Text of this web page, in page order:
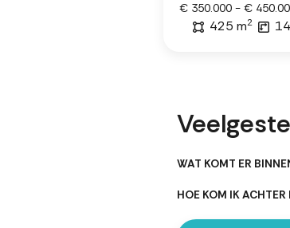
€ 350.000 - €
425 m2
WAT KOMT ER
HOE KOM IK